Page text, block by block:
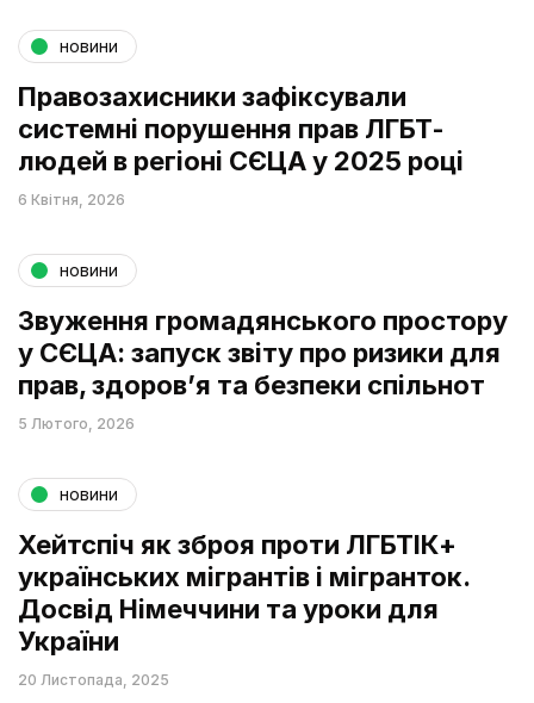
новини
Правозахисники зафіксували
системні порушення прав ЛГБТ-
людей в регіоні СЄЦА у 2025 році
6 Квітня, 2026
новини
Звуження громадянського простору
у СЄЦА: запуск звіту про ризики для
прав, здоров’я та безпеки спільнот
5 Лютого, 2026
новини
Хейтспіч як зброя проти ЛГБТІК+
українських мігрантів і мігранток.
Досвід Німеччини та уроки для
України
20 Листопада, 2025